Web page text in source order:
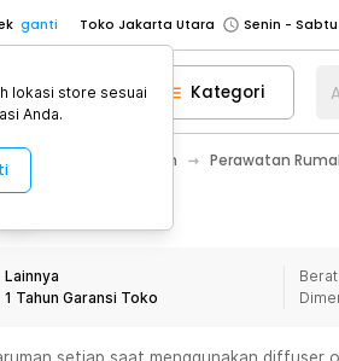
ganti Toko Jakarta Utara
Toko Tangerang
Toko Cikupa
Pick n Go Jakarta Barat
Senin -
Pick n Go Bekasi
Senin - Jumat
Senin - Jumat
Senin -
Senin -
Toko Tangerang
Kategori
Perawatan Rumah Perawatan
Lainnya
1 Tahun Garansi Toko
lokasi store sesuai
Anda.